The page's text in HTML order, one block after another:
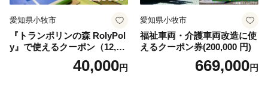
愛知県小牧市
『トランポリンの森 RolyPol
y』で使えるクーポン（12,00
40,000円
愛知県小牧市
福祉車両・介護車両改造に使
えるクーポン券(200,000 円)
669,000円